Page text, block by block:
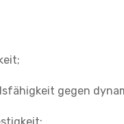
gegen